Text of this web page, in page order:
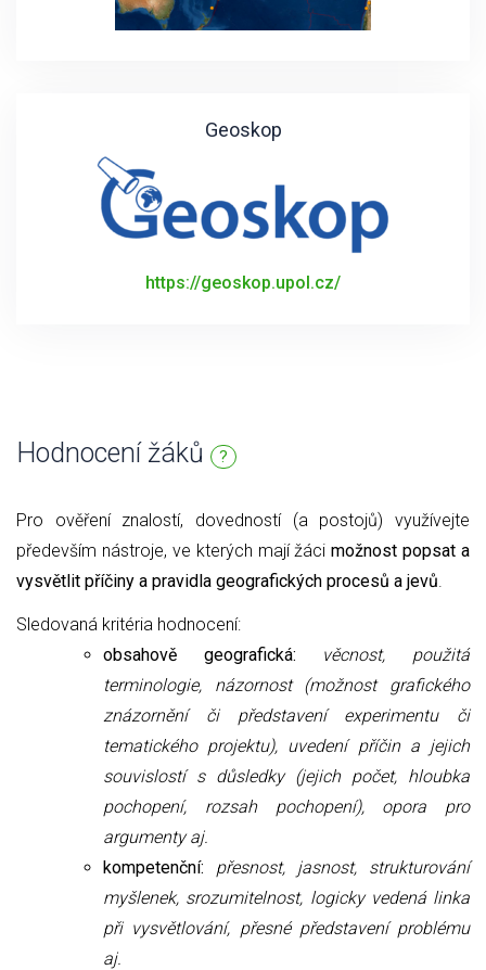
Geoskop
https://geoskop.upol.cz/
Hodnocení žáků ?
Pro ověření znalostí, dovedností (a postojů) využívejte
především nástroje, ve kterých mají žácimožnost popsat a
vysvětlit příčiny a pravidla geografických procesů a jevů
Sledovaná kritéria hodnocení:
obsahově geografická: věcnost, použitá
terminologie, názornost (možnost grafického
znázornění či představení experimentu či
tematického projektu), uvedení příčin a jejich
souvislostí s důsledky (jejich počet, hloubka
pochopení, rozsah pochopení), opora pro
argumenty aj.
kompetenční:
přesnost, jasnost, strukturování
myšlenek, srozumitelnost, logicky vedená linka
při vysvětlování, přesné představení problému
aj.